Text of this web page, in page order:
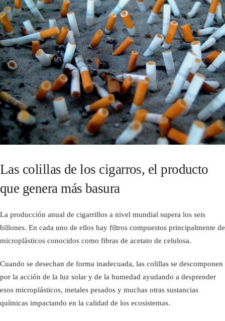
Las colillas de los cigarros, el producto
que genera más basura
La producción anual de cigarrillos a nivel mundial supera los seis
billones. En cada uno de ellos hay filtros compuestos principalmente de
microplásticos conocidos como fibras de acetato de celulosa.
Cuando se desechan de forma inadecuada, las colillas se descomponen
por la acción de la luz solar y de la humedad ayudando a desprender
esos microplásticos, metales pesados y muchas otras sustancias
químicas impactando en la calidad de los ecosistemas.